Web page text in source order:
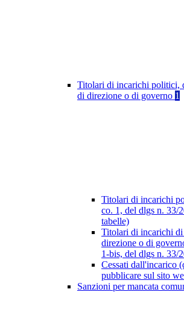
Titolari di incarichi politici,
di direzione o di governo 1
Titolari di incarichi
co. 1, del dlgs n. 33/
tabelle)
Titolari di incarichi
direzione o di
1-bis, del dlgs n. 33/
Cessati dall'incarico
pubblicare sul sito
Sanzioni per mancata